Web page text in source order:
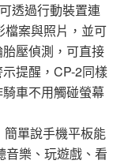
透過行動裝置連
案與照片，並可
壓偵測，可直接
提醒，CP-2同樣
車不用觸碰螢幕
單說手機平板能
音樂、玩遊戲、看